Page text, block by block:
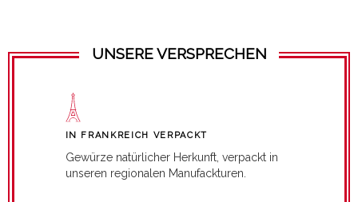
UNSERE VERSPRECHEN
IN FRANKREICH VERPACKT
Gewürze natürlicher Herkunft, verpackt in
unseren regionalen Manufackturen.